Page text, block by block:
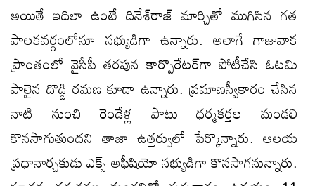
అయితే ఇదిలా ఉంటే దినేశ్‌రాజ్‌ మార్చితో ముగిసిన గత
పాలకవర్గంలోనూ సభ్యుడిగా ఉన్నారు. అలాగే గాజువాక
ప్రాంతంలో వైసీపీ తరపున కార్పొరేటర్‌గా పోటీచేసి ఓటమి
పాలైన దొడ్డి రమణ కూడా ఉన్నారు. ప్రమాణస్వీకారం చేసిన
నాటి నుంచి రెండేళ్ల పాటు ధర్మకర్తల మండలి
కొనసాగుతుందని తాజా ఉత్తర్వులో పేర్కొన్నారు. ఆలయ
ప్రధానార్చకుడు ఎక్స్ అఫీషియో సభ్యుడిగా కొనసాగనున్నారు.